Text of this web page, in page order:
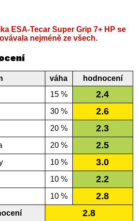
ESA-Tecar Super Grip 7+ HP se
nejméně ze všech.
váha
hodnocení
15 % 2.4
30 % 2.6
20 % 2.3
20 % 2.5
10 % 3.0
10 % 2.2
10 % 2.8
2.8